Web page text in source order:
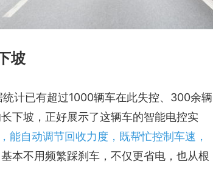
坡
计已有超过1000辆车在此失控、300余辆
下坡，正好展示了这辆车的智能电控实
能自动调节回收力度，既帮忙控制车速，
本不用频繁踩刹车，不仅更省电，也从根